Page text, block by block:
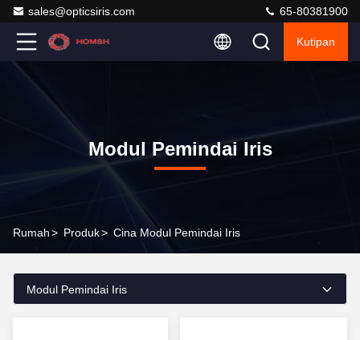
sales@opticsiris.com 65-80381900
Kutipan
Modul Pemindai Iris
Rumah> Produk> Cina Modul Pemindai Iris
Modul Pemindai Iris